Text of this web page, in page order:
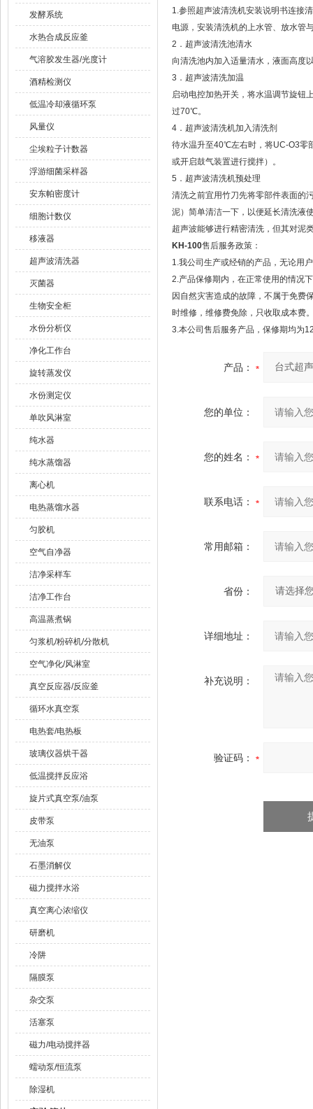
发酵系统
水热合成反应釜
气溶胶发生器/光度计
酒精检测仪
低温冷却液循环泵
风量仪
尘埃粒子计数器
浮游细菌采样器
安东帕密度计
细胞计数仪
移液器
超声波清洗器
灭菌器
生物安全柜
水份分析仪
净化工作台
旋转蒸发仪
水份测定仪
单吹风淋室
纯水器
纯水蒸馏器
离心机
电热蒸馏水器
匀胶机
空气自净器
洁净采样车
洁净工作台
高温蒸煮锅
匀浆机/粉碎机/分散机
空气净化/风淋室
真空反应器/反应釜
循环水真空泵
电热套/电热板
玻璃仪器烘干器
低温搅拌反应浴
旋片式真空泵/油泵
皮带泵
无油泵
石墨消解仪
磁力搅拌水浴
真空离心浓缩仪
研磨机
冷阱
隔膜泵
杂交泵
活塞泵
磁力/电动搅拌器
蠕动泵/恒流泵
除湿机
1.参照超声波清洗机安装说明书连接
电源，安装清洗机的上水管、放水管
2．超声波清洗池清水
向清洗池内加入适量清水，液面高度
3．超声波清洗加温
启动电控加热开关，将水温调节旋钮
过70℃。
4．超声波清洗机加入清洗剂
待水温升至40℃左右时，将UC-O3零
或开启鼓气装置进行搅拌）。
5．超声波清洗机预处理
清洗之前宜用竹刀先将零部件表面的
泥）简单清洁一下，以便延长清洗液
超声波能够进行精密清洗，但其对泥
KH-100售后服务政策：
1.我公司生产或经销的产品，无论用
2.产品保修期内，在正常使用的情况
因自然灾害造成的故障，不属于免费
时维修，维修费免除，只收取成本费
3.本公司售后服务产品，保修期均为
产品：
您的单位：
您的姓名：
联系电话：
常用邮箱：
省份：
详细地址：
补充说明：
验证码：